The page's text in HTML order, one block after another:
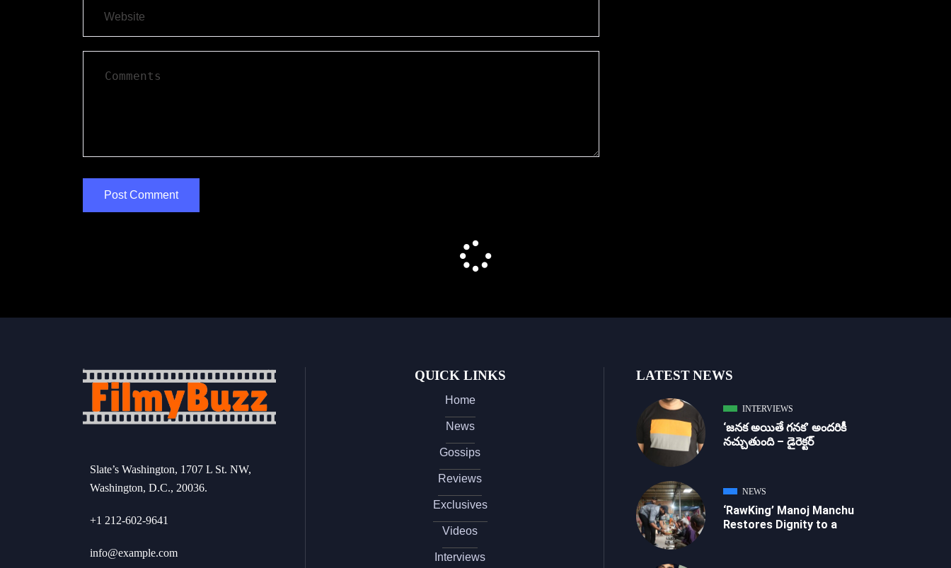
Slate’s Washington, 1707 L St. NW,
Washington, D.C., 20036.
+1 212-602-9641
info@example.com
QUICK LINKS
Home
News
Gossips
Reviews
Exclusives
Videos
Interviews
LATEST NEWS
INTERVIEWS
‘జ‌న‌క అయితే గ‌న‌క‌’ అందరికీ
నచ్చుతుంది – డైరెక్ట‌ర్
NEWS
‘RawKing’ Manoj Manchu
Restores Dignity to a